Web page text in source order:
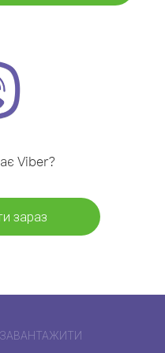
Viber?
зараз
ЗАВАНТАЖИТИ